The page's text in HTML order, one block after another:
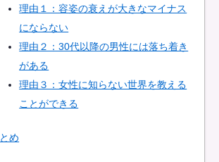
理由１：容姿の衰えが大きなマイナス
にならない
理由２：30代以降の男性には落ち着き
がある
理由３：女性に知らない世界を教える
ことができる
め